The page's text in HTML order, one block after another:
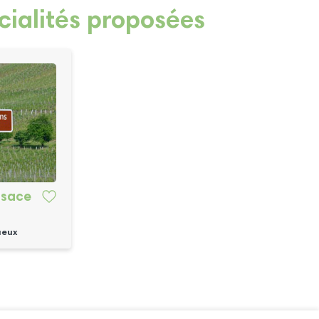
proposées